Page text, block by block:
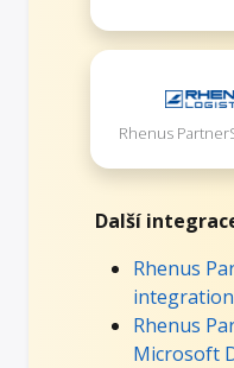
Rhenus
Další
Rhenus
integration
Rhenus
Microsoft